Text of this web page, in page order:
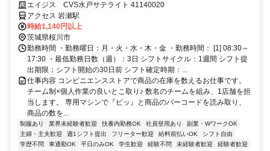
接で合否決定！応募時は履歴書不要！
エイジス CVS水戸サテライト 41140020
アクセス 岩瀬駅
時給1,140円以上
茨城県桜川市
勤務時間 ・勤務曜日：月・火・水・木・金 ・勤務時間： [1] 08:30～
17:30 ・最低勤務日数（週）：3日 シフトサイクル：1週間 シフト提
出期限：シフト開始の30日前 シフト確定時期：...
仕事内容 コンビニエンスストアで商品の在庫を数えるお仕事です。
チーム制×個人作業の良いとこ取り♪ 数名のチームを組み、1店舗を担
当します。 専用マシンで『ピッ』と商品のバーコードを読み取り、
商品の数を...
制服あり 業界未経験者歓迎 扶養内勤務OK 社員登用あり
副業・WワークOK
主婦・主夫歓迎
週1シフト提出 フリーター歓迎 給料前払いOK
シフト自由
学歴不問
車通勤OK 平日のみOK 学生歓迎 経験不問 未経験者歓迎 経験者歓迎